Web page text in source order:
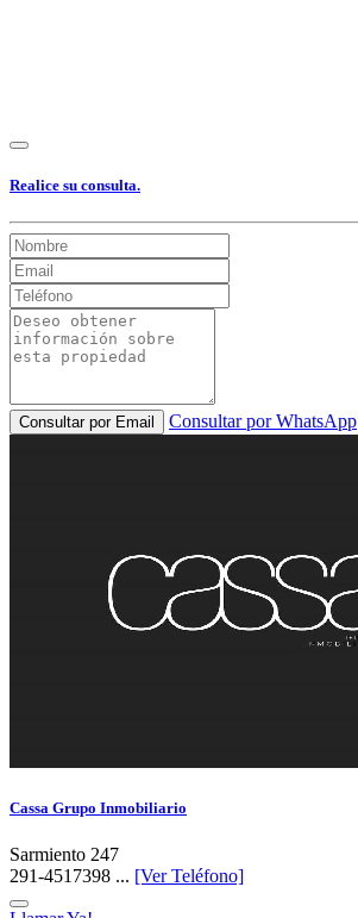
Realice su consulta.
Consultar por Email Consultar por WhatsApp
Cassa Grupo Inmobiliario
Sarmiento 247
291-4517398 ... [Ver Teléfono]